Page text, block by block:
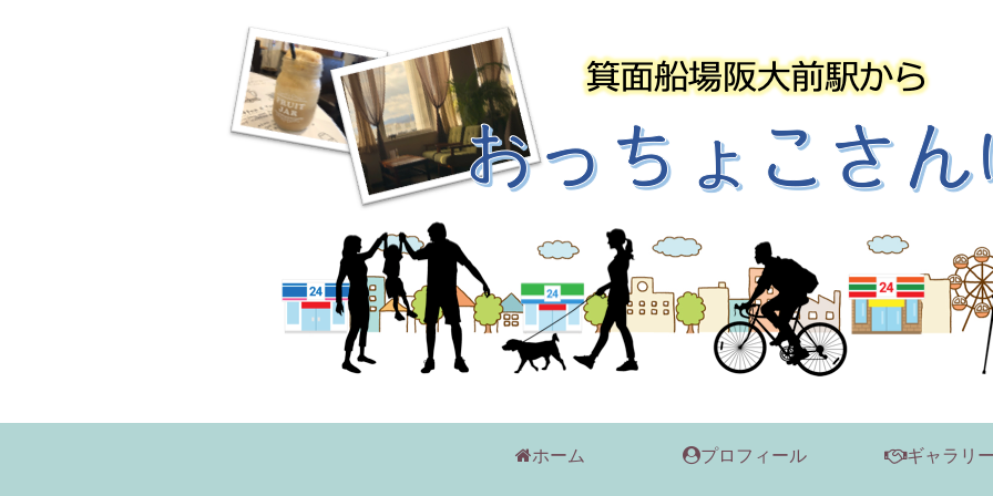
ホーム プロフィール ギャラリ